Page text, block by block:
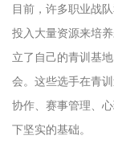
目前，许多职业战
投入大量资源来培
立了自己的青训基
会。这些选手在青
协作、赛事管理、
下坚实的基础。